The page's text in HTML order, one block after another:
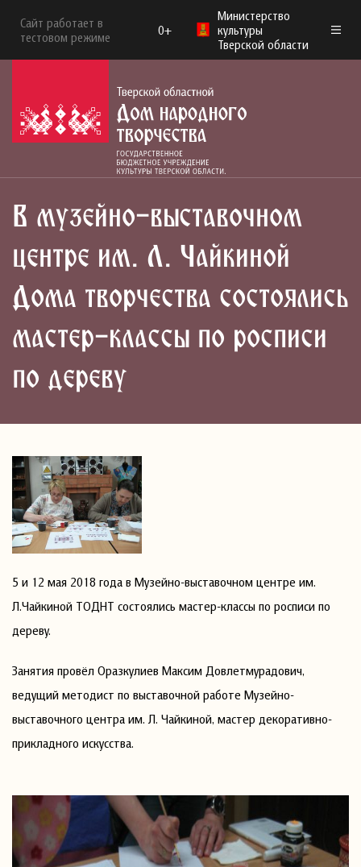
Сайт работает в
тестовом режиме
0+
Министерство
культуры
Тверской области
В музейно-выставочном
центре им. Л. Чайкиной
Дома творчества состоялись
мастер-классы по росписи
по дереву
5 и 12 мая 2018 года в Музейно-выставочном центре им.
Л.Чайкиной ТОДНТ состоялись мастер-классы по росписи по
дереву.
Занятия провёл Оразкулиев Максим Довлетмурадович,
ведущий методист по выставочной работе Музейно-
выставочного центра им. Л. Чайкиной, мастер декоративно-
прикладного искусства.